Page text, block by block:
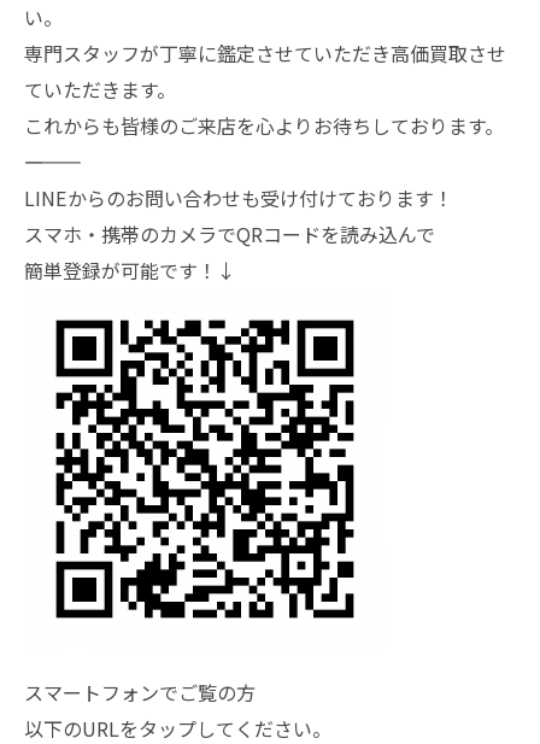
い。
専門スタッフが丁寧に鑑定させていただき高価買取させ
ていただきます。
これからも皆様のご来店を心よりお待ちしております。
―――――――
LINEからのお問い合わせも受け付けております！
スマホ・携帯のカメラでQRコードを読み込んで
簡単登録が可能です！↓
スマートフォンでご覧の方
以下のURLをタップしてください。